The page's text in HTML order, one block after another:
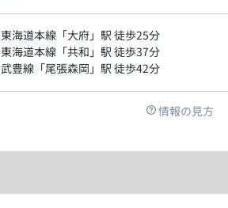
東海道本線 「大府」駅 徒歩25分
東海道本線 「共和 」駅 徒歩37分
武豊線 「尾張森岡 」駅 徒歩42分
情報の見方